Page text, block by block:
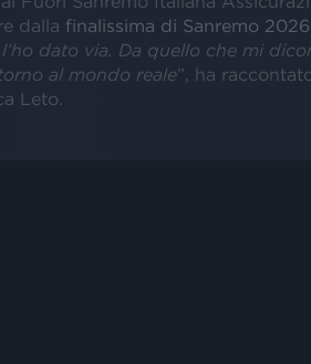
dalla finalissima di Sanremo 2026
dato via. Da quello che mi
al mondo reale”, ha
Leto.